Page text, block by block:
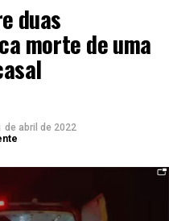
duas
morte de uma
de abril de 2022